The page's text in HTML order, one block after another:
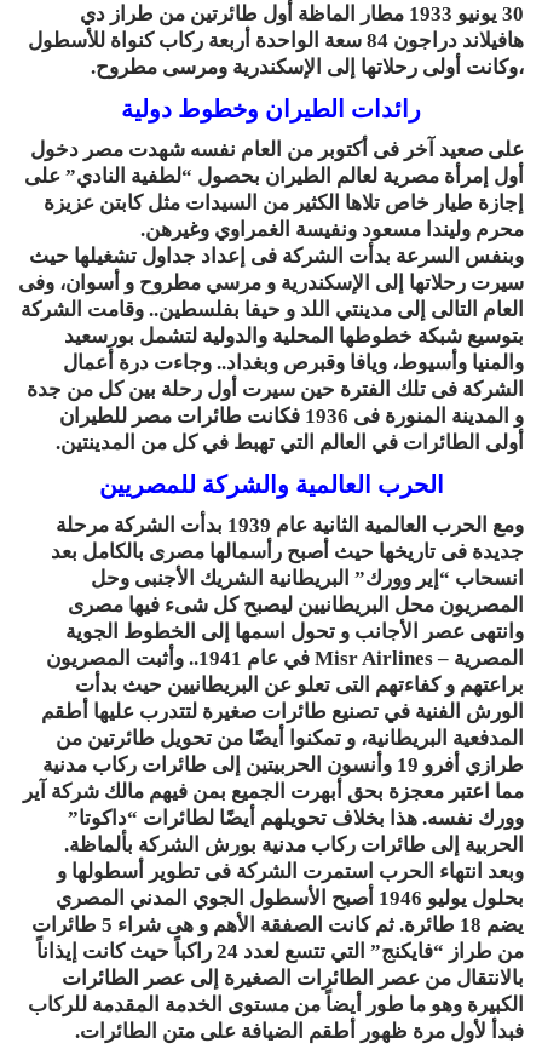
30 يونيو 1933 مطار الماظة أول طائرتين من طراز دي
هافيلاند دراجون 84 سعة الواحدة أربعة ركاب كنواة للأسطول
،وكانت أولى رحلاتها إلى الإسكندرية ومرسى مطروح.
رائدات الطيران وخطوط دولية
على صعيد آخر فى أكتوبر من العام نفسه شهدت مصر دخول
أول إمرأة مصرية لعالم الطيران بحصول “لطفية النادي” على
إجازة طيار خاص تلاها الكثير من السيدات مثل كابتن عزيزة
محرم وليندا مسعود ونفيسة الغمراوي وغيرهن.
وبنفس السرعة بدأت الشركة فى إعداد جداول تشغيلها حيث
سيرت رحلاتها إلى الإسكندرية و مرسي مطروح و أسوان، وفى
العام التالى إلى مدينتي اللد و حيفا بفلسطين.. وقامت الشركة
بتوسيع شبكة خطوطها المحلية والدولية لتشمل بورسعيد
والمنيا وأسيوط، ويافا وقبرص وبغداد.. وجاءت درة أعمال
الشركة فى تلك الفترة حين سيرت أول رحلة بين كل من جدة
و المدينة المنورة فى 1936 فكانت طائرات مصر للطيران
أولى الطائرات في العالم التي تهبط في كل من المدينتين.
الحرب العالمية والشركة للمصريين
ومع الحرب العالمية الثانية عام 1939 بدأت الشركة مرحلة
جديدة فى تاريخها حيث أصبح رأسمالها مصرى بالكامل بعد
انسحاب “إير وورك” البريطانية الشريك الأجنبى وحل
المصريون محل البريطانيين ليصبح كل شىء فيها مصرى
وانتهى عصر الأجانب و تحول اسمها إلى الخطوط الجوية
المصرية – Misr Airlines في عام 1941.. وأثبت المصريون
براعتهم و كفاءتهم التى تعلو عن البريطانيين حيث بدأت
الورش الفنية في تصنيع طائرات صغيرة لتتدرب عليها أطقم
المدفعية البريطانية، و تمكنوا أيضًا من تحويل طائرتين من
طرازي أفرو 19 وأنسون الحربيتين إلى طائرات ركاب مدنية
مما اعتبر معجزة بحق أبهرت الجميع بمن فيهم مالك شركة آير
وورك نفسه. هذا بخلاف تحويلهم أيضًا لطائرات “داكوتا”
الحربية إلى طائرات ركاب مدنية بورش الشركة بألماظة.
وبعد انتهاء الحرب استمرت الشركة فى تطوير أسطولها و
بحلول يوليو 1946 أصبح الأسطول الجوي المدني المصري
يضم 18 طائرة. ثم كانت الصفقة الأهم و هى شراء 5 طائرات
من طراز “فايكنج” التي تتسع لعدد 24 راكباً حيث كانت إيذاناً
بالانتقال من عصر الطائرات الصغيرة إلى عصر الطائرات
الكبيرة وهو ما طور أيضاً من مستوى الخدمة المقدمة للركاب
فبدأ لأول مرة ظهور أطقم الضيافة على متن الطائرات.